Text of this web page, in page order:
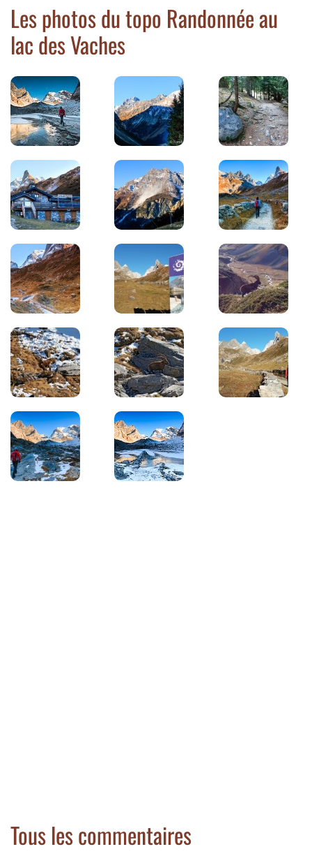
Les photos du topo Randonnée au
lac des Vaches
Tous les commentaires